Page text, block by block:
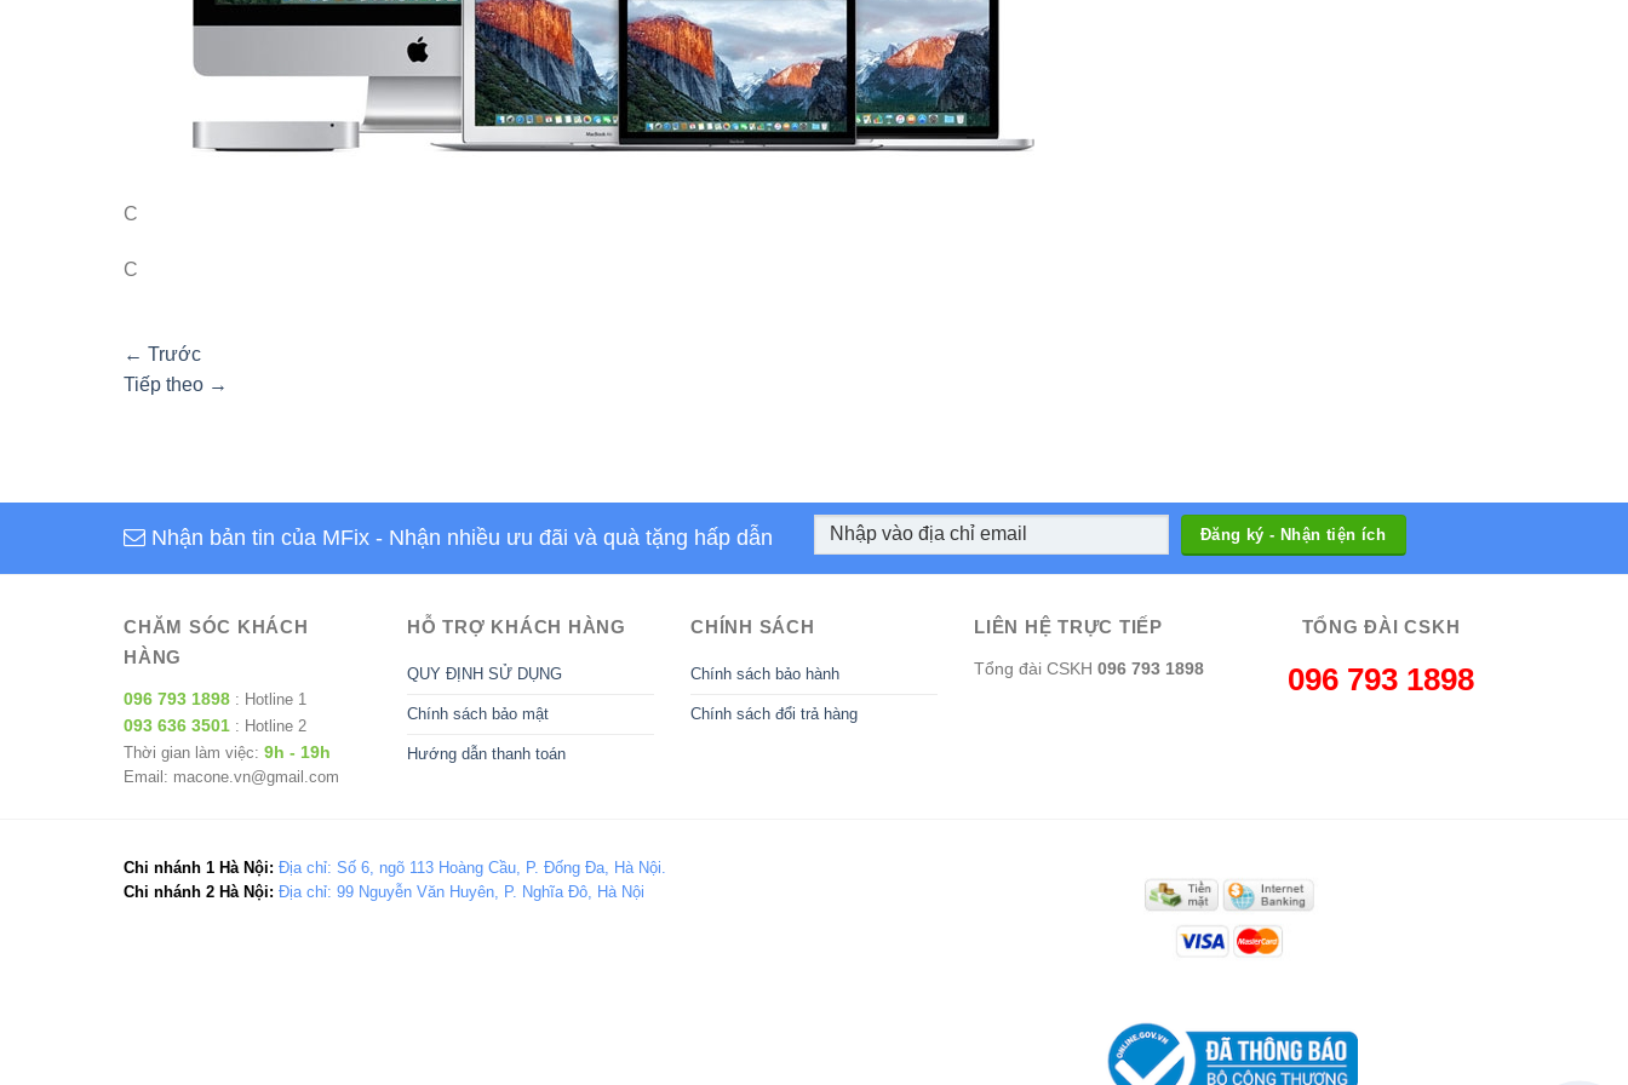
C
C
← Trước
Tiếp theo →
Nhận bản tin của MFix - Nhận nhiều ưu đãi và quà tặng hấp dẫn
CHĂM SÓC KHÁCH
HÀNG
096 793 1898 : Hotline 1
093 636 3501 : Hotline 2
Thời gian làm việc: 9h - 19h
Email: macone.vn@gmail.com
HỖ TRỢ KHÁCH HÀNG
QUY ĐỊNH SỬ DỤNG
Chính sách bảo mật
Hướng dẫn thanh toán
CHÍNH SÁCH
Chính sách bảo hành
Chính sách đổi trả hàng
LIÊN HỆ TRỰC TIẾP
Tổng đài CSKH 096 793 1898
TỔNG ĐÀI CSKH
096 793 1898
Chi nhánh 1 Hà Nội: Địa chỉ: Số 6, ngõ 113 Hoàng Cầu, P. Đống Đa, Hà Nội.
Chi nhánh 2 Hà Nội: Địa chỉ: 99 Nguyễn Văn Huyên, P. Nghĩa Đô, Hà Nội